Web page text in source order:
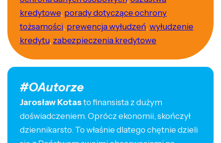
kredytowe, porady dotyczące ochrony
tożsamości, prewencja wyłudzeń, wyłudzenie
kredytu, zabezpieczenia kredytowe
#OAutorze
Jarosław Kotas to finansista z dużym
doświadczeniem. Oprócz ekonomii, skończył
dziennikarsto. To właśnie dlatego chętnie dzieli